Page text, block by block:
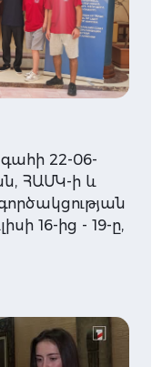
22-06-
ՀԱՄԿ-ի և
16-ից - 19-ը,